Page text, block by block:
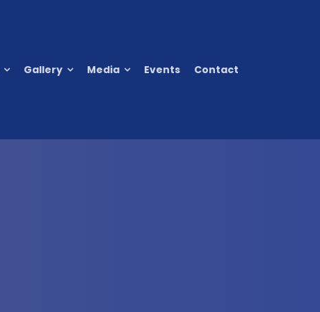
Gallery Media Events Contact